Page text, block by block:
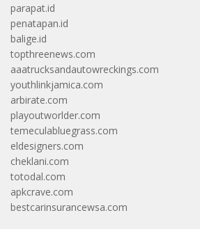
parapat.id
penatapan.id
balige.id
topthreenews.com
aaatrucksandautowreckings.com
youthlinkjamica.com
arbirate.com
playoutworlder.com
temeculabluegrass.com
eldesigners.com
cheklani.com
totodal.com
apkcrave.com
bestcarinsurancewsa.com